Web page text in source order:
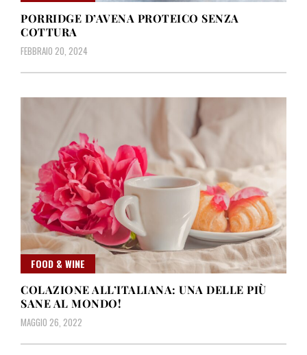
PORRIDGE D’AVENA PROTEICO SENZA
COTTURA
FEBBRAIO 20, 2024
FOOD & WINE
COLAZIONE ALL’ITALIANA: UNA DELLE PIÙ
SANE AL MONDO!
MAGGIO 26, 2022